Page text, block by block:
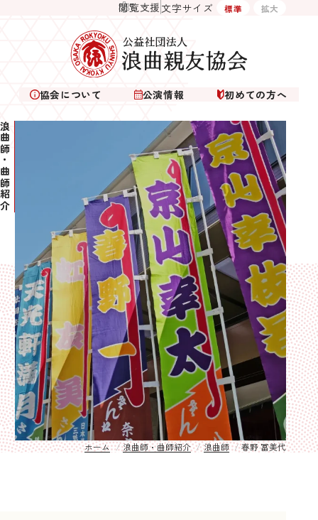
閲覧支援 文字サイズ 標準 拡大
協会について 公演情報 初めての方へ
師紹介
ホーム 浪曲師・曲師紹介 浪曲師 春野 冨美代